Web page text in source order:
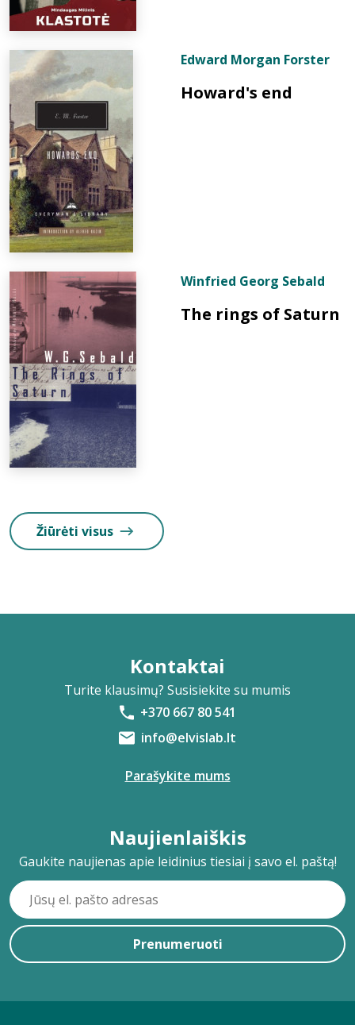
Edward Morgan Forster
Howard's end
Winfried Georg Sebald
The rings of Saturn
Žiūrėti visus
Kontaktai
Turite klausimų? Susisiekite su mumis
+370 667 80 541
info@elvislab.lt
Parašykite mums
Naujienlaiškis
Gaukite naujienas apie leidinius tiesiai į savo el. paštą!
Prenumeruoti